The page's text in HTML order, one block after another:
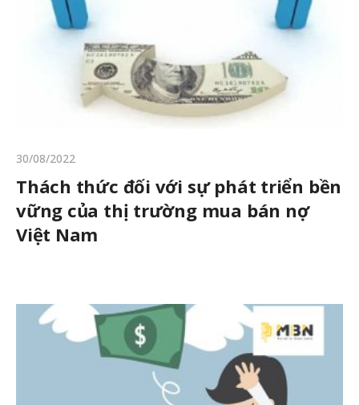
30/08/2022
Thách thức đối với sự phát triển bền
vững của thị trường mua bán nợ
Việt Nam